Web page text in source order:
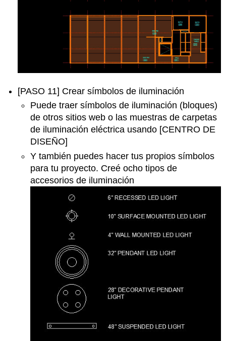
[PASO 11] Crear símbolos de iluminación
Puede traer símbolos de iluminación (bloques)
de otros sitios web o las muestras de carpetas
de iluminación eléctrica usando [CENTRO DE
DISEÑO]
Y también puedes hacer tus propios símbolos
para tu proyecto. Creé ocho tipos de
accesorios de iluminación